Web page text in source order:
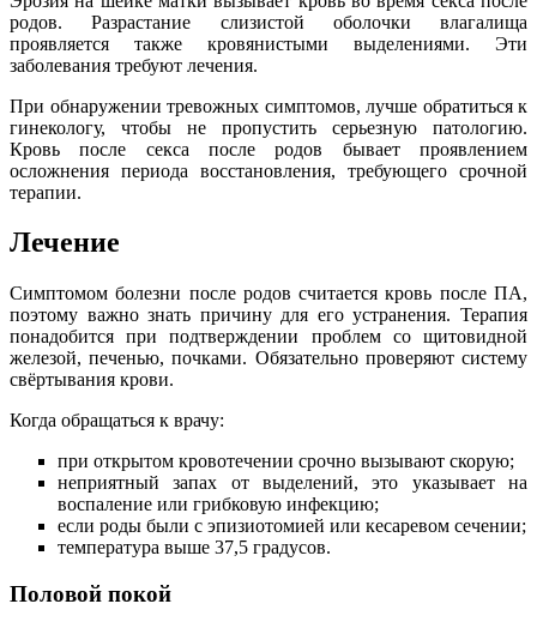
родов. Разрастание слизистой оболочки влагалища
проявляется также кровянистыми выделениями. Эти
заболевания требуют лечения.
При обнаружении тревожных симптомов, лучше обратиться к
гинекологу, чтобы не пропустить серьезную патологию.
Кровь после секса после родов бывает проявлением
осложнения периода восстановления, требующего срочной
терапии.
Лечение
Симптомом болезни после родов считается кровь после ПА,
поэтому важно знать причину для его устранения. Терапия
понадобится при подтверждении проблем со щитовидной
железой, печенью, почками. Обязательно проверяют систему
свёртывания крови.
Когда обращаться к врачу:
при открытом кровотечении срочно вызывают скорую;
неприятный запах от выделений, это указывает на
воспаление или грибковую инфекцию;
если роды были с эпизиотомией или кесаревом сечении;
температура выше 37,5 градусов.
Половой покой